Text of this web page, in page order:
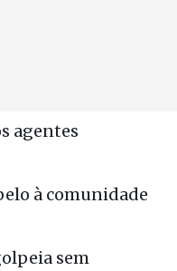
agentes
à comunidade
sem